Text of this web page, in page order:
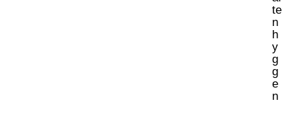
te
n
h
y
g
g
e
n